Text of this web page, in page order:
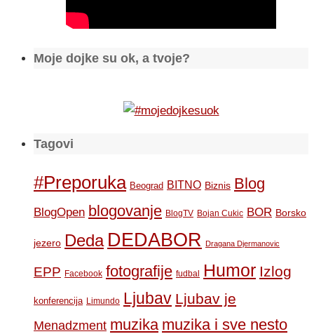
Moje dojke su ok, a tvoje?
Tagovi
#Preporuka Beograd BITNO Biznis Blog
BlogOpen blogovanje BlogTV Bojan Cukic BOR Borsko
jezero Deda DEDABOR Dragana Djermanovic
EPP Facebook fotografije fudbal Humor Izlog
konferencija Limundo Ljubav Ljubav je
Menadzment muzika muzika i sve nesto